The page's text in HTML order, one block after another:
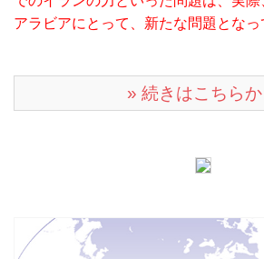
アラビアにとって、新たな問題となっ
» 続きはこちらか